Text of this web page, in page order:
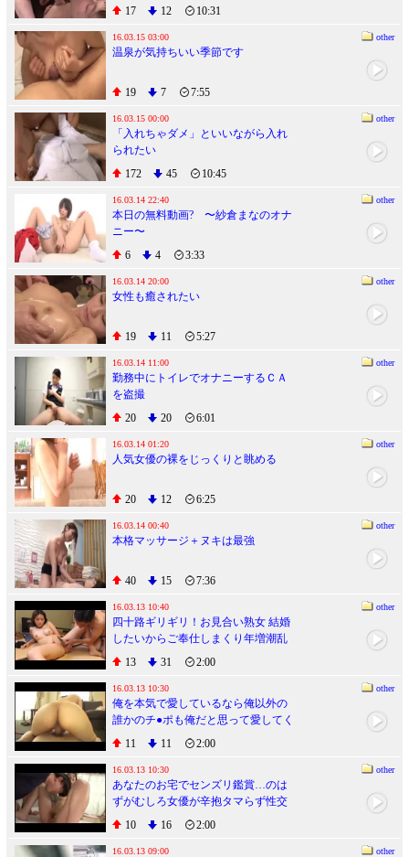
17
12 10:31
16.03.15 03:00 other
温泉が気持ちいい季節です
19 7 7:55
16.03.15 00:00 other
「入れちゃダメ」といいながら入れ
られたい
172
45 10:45
16.03.14 22:40 other
本日の無料動画? 〜紗倉まなのオナ
ニー〜
6
4 3:33
16.03.14 20:00 other
女性も癒されたい
19 11 5:27
16.03.14 11:00 other
勤務中にトイレでオナニーするＣＡ
を盗撮
20
20 6:01
16.03.14 01:20 other
人気女優の裸をじっくりと眺める
20 12 6:25
16.03.14 00:40 other
本格マッサージ＋ヌキは最強
40 15 7:36
16.03.13 10:40 other
四十路ギリギリ！お見合い熟女 結婚
したいからご奉仕しまくり年増潮乱
れ吹き！ 2
13 31 2:00
16.03.13 10:30 other
俺を本気で愛しているなら俺以外の
誰かのチ●ポも俺だと思って愛してく
れ 新山沙弥
11 11 2:00
16.03.13 10:30 other
あなたのお宅でセンズリ鑑賞…のは
ずがむしろ女優が辛抱タマらず性交
サポート3本番 戸田エミリ
10 16 2:00
16.03.13 09:00 other